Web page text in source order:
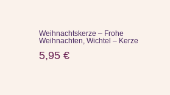
Weihnachtskerze – Frohe
Weihnachten, Wichtel – Kerze
5,95 €